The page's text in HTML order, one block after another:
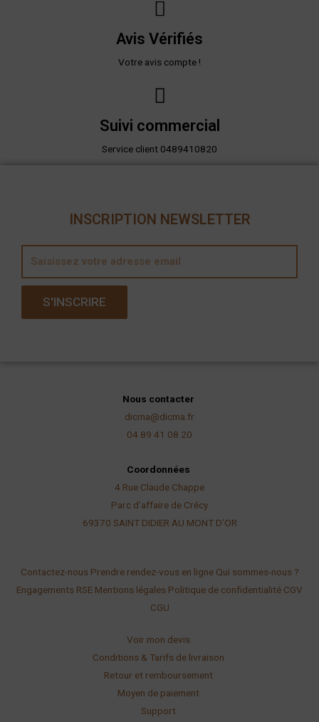
Avis Vérifiés
Votre avis compte !
Suivi commercial
Service client 0489410820
INSCRIPTION NEWSLETTER
a
S'INSCRIRE
Nous contacter
dicma@dicma.fr
04 89 41 08 20
Coordonnées
4 Rue Claude Chappe
Parc d’affaire de Crécy
69370 SAINT DIDIER AU MONT D’OR
Contactez-nous Prendre rendez-vous en ligne Qui sommes-nous ?
Engagements RSE Mentions légales Politique de confidentialité CGV
CGU
Voir mon devis
Conditions & Tarifs de livraison
Retour et remboursement
Moyen de paiement
Support